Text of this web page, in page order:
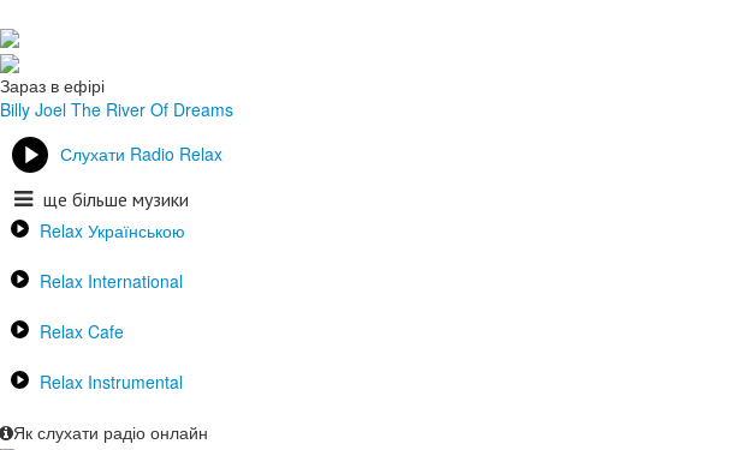
Зараз в ефірі
Billy Joel The River Of Dreams
Слухати Radio Relax
ще більше музики
Relax Українською
Relax International
Relax Cafe
Relax Instrumental
Як слухати радіо онлайн